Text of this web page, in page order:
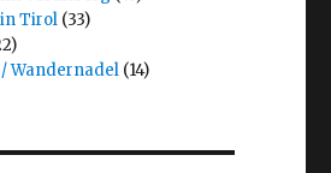
Tirol(33)
Wandernadel (14)